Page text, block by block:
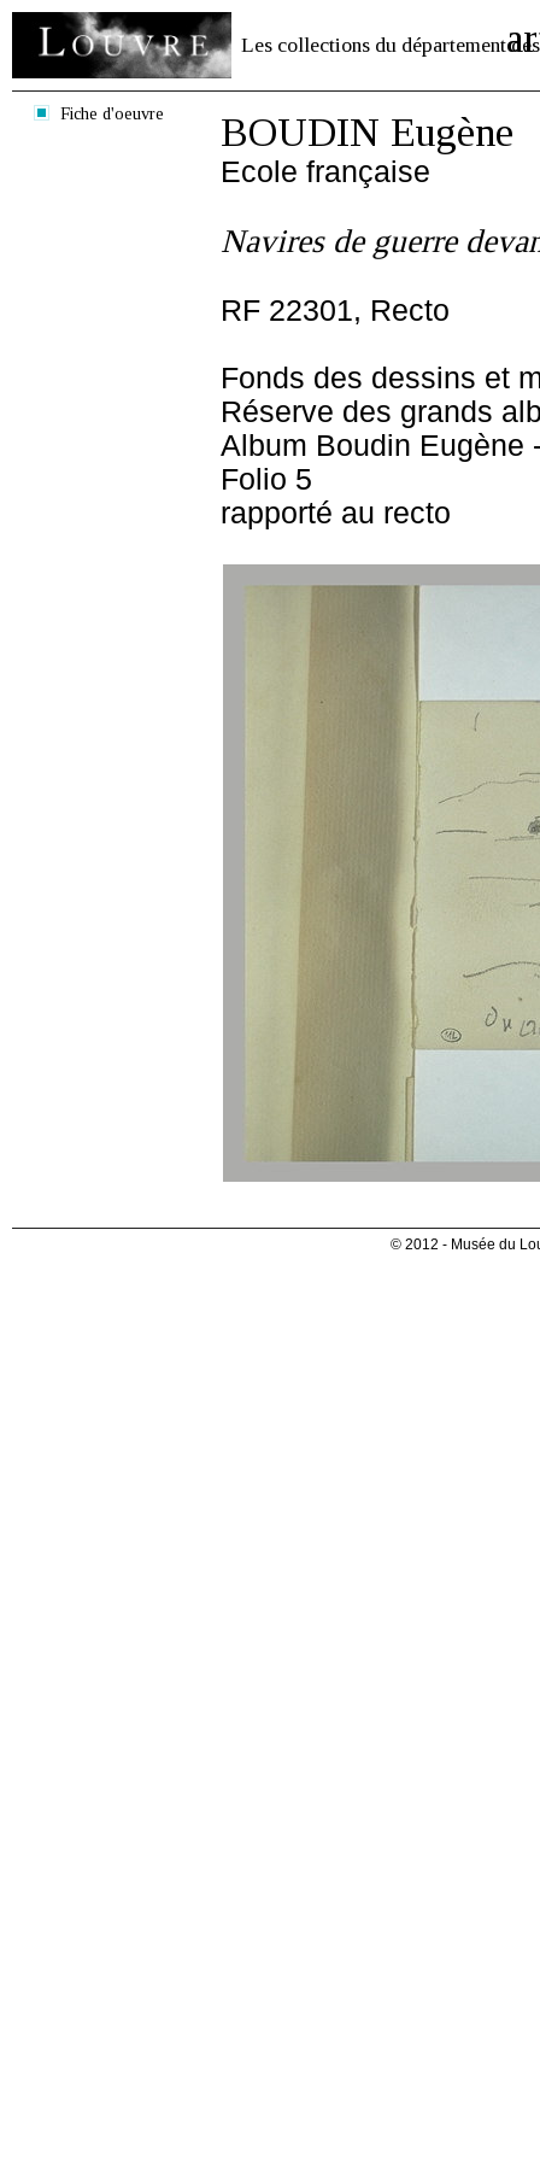
Les collections du département des
Fiche d'oeuvre BOUDIN Eugène
Ecole française
Navires de guerre
RF 22301, Recto
Fonds des dessins et
Réserve des grands
Album Boudin Eugène
Folio 5
rapporté au recto
© 2012 - Musée du